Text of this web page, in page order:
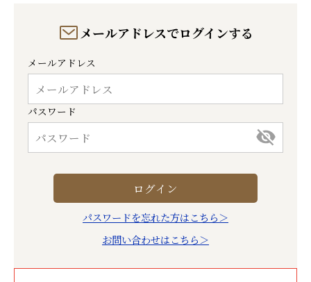
メールアドレスでログインする
メールアドレス
パスワード
パスワードを忘れた方はこちら＞
お問い合わせはこちら＞